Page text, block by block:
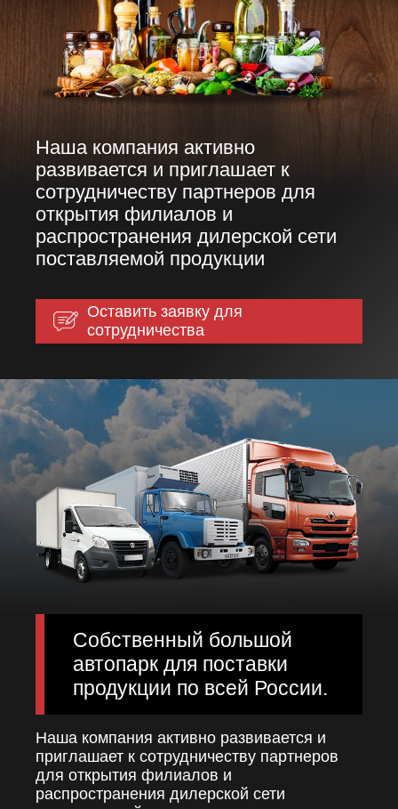
Наша компания активно
развивается и приглашает к
сотрудничеству партнеров для
открытия филиалов и
распространения дилерской сети
поставляемой продукции
Оставить заявку для
сотрудничества
Собственный большой
автопарк для поставки
продукции по всей России.
Наша компания активно развивается и
приглашает к сотрудничеству партнеров
для открытия филиалов и
распространения дилерской сети